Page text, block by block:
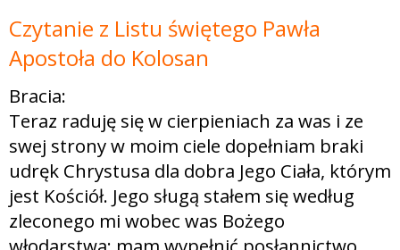
Czytanie z Listu świętego Pawła
Apostoła do Kolosan
Bracia:
Teraz raduję się w cierpieniach za was i ze
swej strony w moim ciele dopełniam braki
udręk Chrystusa dla dobra Jego Ciała, którym
jest Kościół. Jego sługą stałem się według
zleconego mi wobec was Bożego